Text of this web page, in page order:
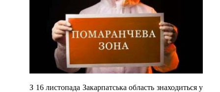
З 16 листопада Закарпатська область знаходиться у